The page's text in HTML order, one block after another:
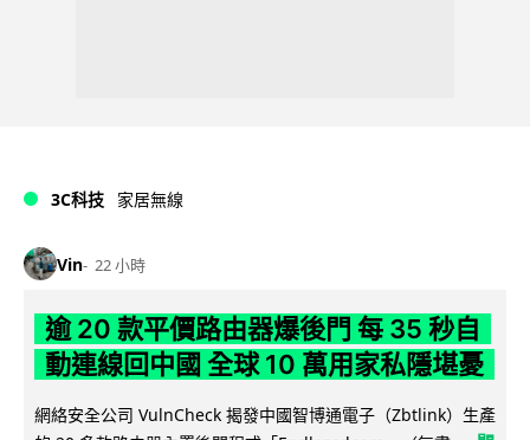
3C科技 家居無線
Vin 22 小時
逾 20 款平價路由器爆後門 每 35 秒自
動連線回中國 全球 10 萬用家私隱堪憂
網絡安全公司 VulnCheck 揭發中國智博通電子（Zbtlink）生產